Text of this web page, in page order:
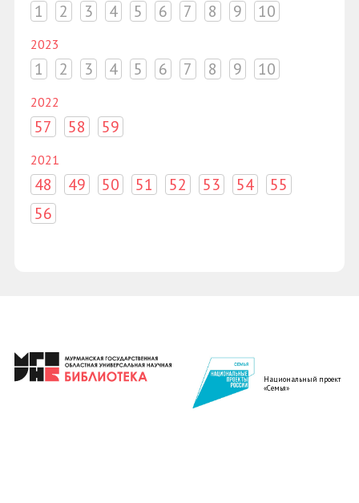
1 2 3 4 5 6 7 8 9 10
2023
1 2 3 4 5 6 7 8 9 10
2022
57 58 59
2021
48 49 50 51 52 53 54
55
56
Национальный проект
«Семья»